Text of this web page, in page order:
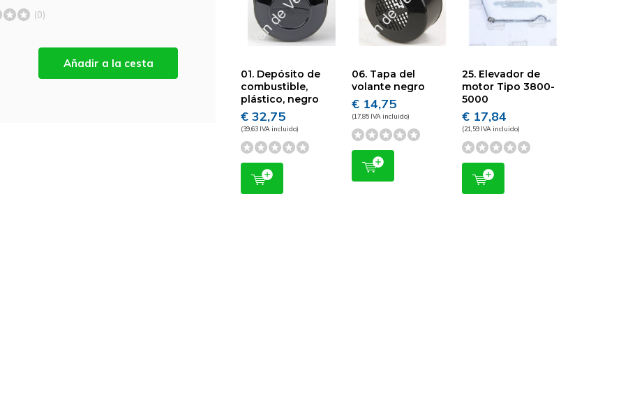
(0)
Añadir a la cesta
01. Depósito de
combustible,
plástico, negro
€ 32,75
(39,63 IVA incluido)
06. Tapa del
volante negro
€ 14,75
(17,85 IVA incluido)
25. Elevador de
motor Tipo 3800-
5000
€ 17,84
(21,59 IVA incluido)